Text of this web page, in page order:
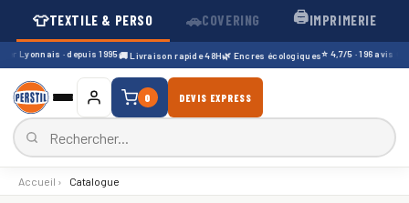
👕TEXTILE & PERSO 🚗COVERING 🖨️IMPRIMERIE
Lyonnais · depuis 1995🚚 Livraison rapide 48H🌿 Encres écologiques⭐ 4,7/5 · 196 avis
0 DEVIS EXPRESS
Accueil › Catalogue